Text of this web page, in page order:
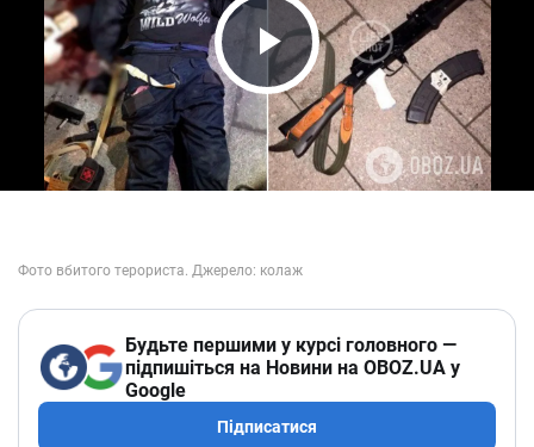
Play Video
Будьте першими у курсі головного —
підпишіться на Новини на OBOZ.UA у
Google
Підписатися